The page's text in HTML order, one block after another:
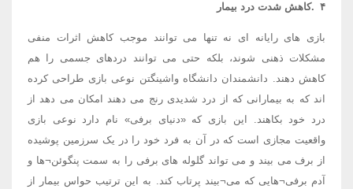
۴ .کاهش شدت درد بیمار
بازی های رایانه ای نه تنها می توانند موجب کاهش اثرات منفی
مشکلات ذهنی شوند، بلکه حتی می توانند دردهای جسمی را هم
کاهش دهند. دانشمندان دانشگاه واشینگتن نوعی بازی طراحی کرده
اند که به بیمارانی که از درد شدیدی رنج می دهند امکان می دهد از
درد خود بکاهند. این بازی که «دنیای برفی» نام دارد نوعی بازی
واقعیت مجازی است که در آن به فرد خود را در یک سرزمین پوشیده
از برف می بیند و می تواند گلوله های برفی را به سمت پنگوئن¬ها و
آدم برفی¬هایی که می¬بیند پرتاب کند. به این ترتیب حواس بیمار از